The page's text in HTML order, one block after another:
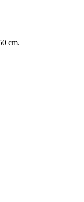
cm.